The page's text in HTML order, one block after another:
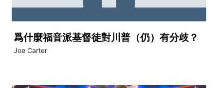
爲什麼福音派基督徒對川普（仍）有分歧？
Joe Carter